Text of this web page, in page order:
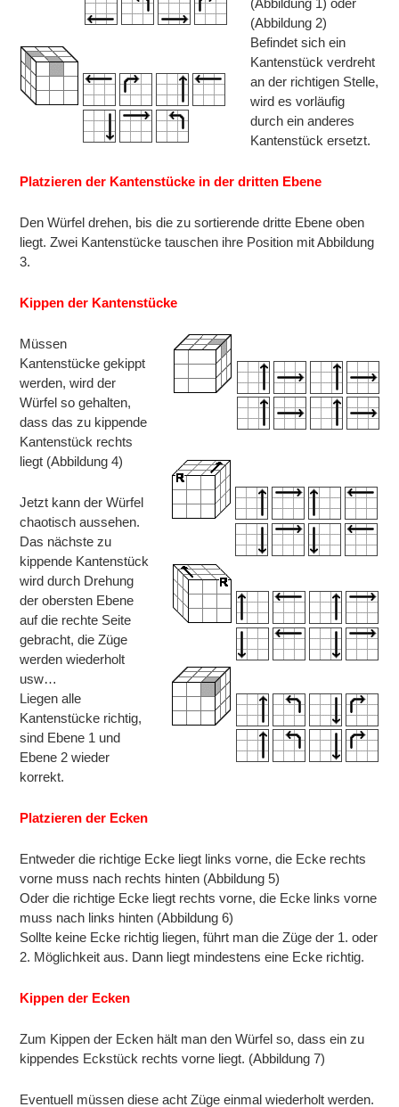
(Abbildung 1) oder
(Abbildung 2)
Befindet sich ein
Kantenstück verdreht
an der richtigen Stelle,
wird es vorläufig
durch ein anderes
Kantenstück ersetzt.
Platzieren der Kantenstücke in der dritten Ebene
Den Würfel drehen, bis die zu sortierende dritte Ebene oben
liegt. Zwei Kantenstücke tauschen ihre Position mit Abbildung
3.
Kippen der Kantenstücke
Müssen
Kantenstücke gekippt
werden, wird der
Würfel so gehalten,
dass das zu kippende
Kantenstück rechts
liegt (Abbildung 4)
Jetzt kann der Würfel
chaotisch aussehen.
Das nächste zu
kippende Kantenstück
wird durch Drehung
der obersten Ebene
auf die rechte Seite
gebracht, die Züge
werden wiederholt
usw…
Liegen alle
Kantenstücke richtig,
sind Ebene 1 und
Ebene 2 wieder
korrekt.
Platzieren der Ecken
Entweder die richtige Ecke liegt links vorne, die Ecke rechts
vorne muss nach rechts hinten (Abbildung 5)
Oder die richtige Ecke liegt rechts vorne, die Ecke links vorne
muss nach links hinten (Abbildung 6)
Sollte keine Ecke richtig liegen, führt man die Züge der 1. oder
2. Möglichkeit aus. Dann liegt mindestens eine Ecke richtig.
Kippen der Ecken
Zum Kippen der Ecken hält man den Würfel so, dass ein zu
kippendes Eckstück rechts vorne liegt. (Abbildung 7)
Eventuell müssen diese acht Züge einmal wiederholt werden.